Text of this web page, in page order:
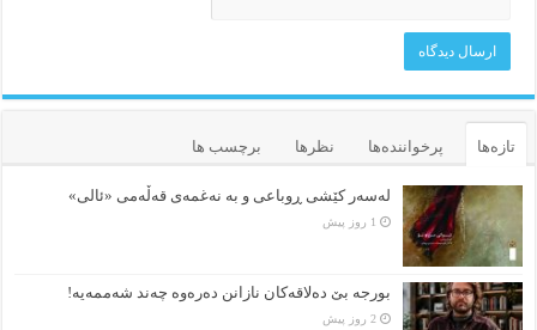
تازه‌ها پرخواننده‌ها نظرها برچسب ها
لەسەر کێشی ڕوباعی و به نەغمەی قەڵەمی «ئالی»
1 روز پیش
بورجە بێ دەلاقەکان نازانن دەرەوە چەند شەممەیە!
2 روز پیش